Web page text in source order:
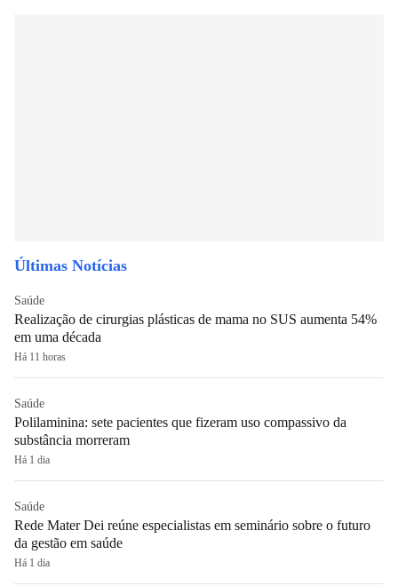
Últimas Notícias
Saúde
Realização de cirurgias plásticas de mama no SUS aumenta 54%
em uma década
Há 11 horas
Saúde
Polilaminina: sete pacientes que fizeram uso compassivo da
substância morreram
Há 1 dia
Saúde
Rede Mater Dei reúne especialistas em seminário sobre o futuro
da gestão em saúde
Há 1 dia